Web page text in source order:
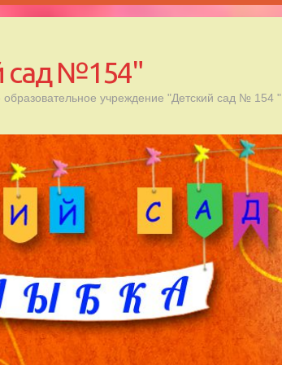
сад №154"
учреждение "Детский сад № 154 "